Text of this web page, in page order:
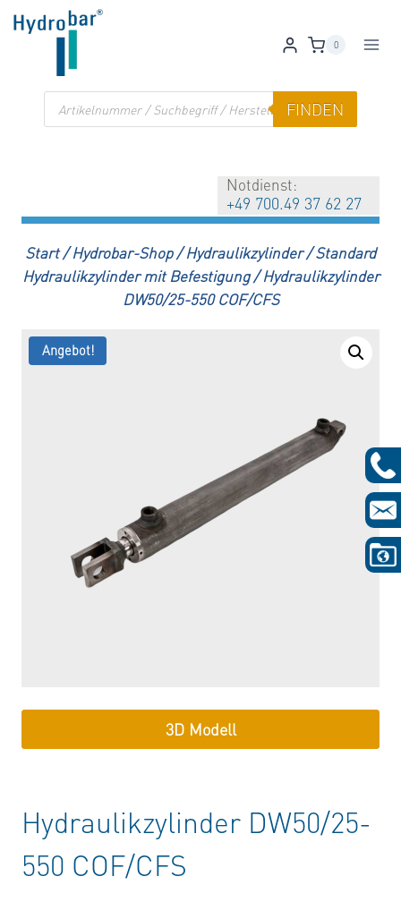
Zum
Inhalt
0
Products
search
FINDEN
Notdienst:
+49 700.49 37 62 27
Start / Hydrobar-Shop / Hydraulikzylinder / Standard
Hydraulikzylinder mit Befestigung /Hydraulikzylinder
DW50/25-550 COF/CFS
Angebot!
3D Modell
Hydraulikzylinder DW50/25-
550 COF/CFS